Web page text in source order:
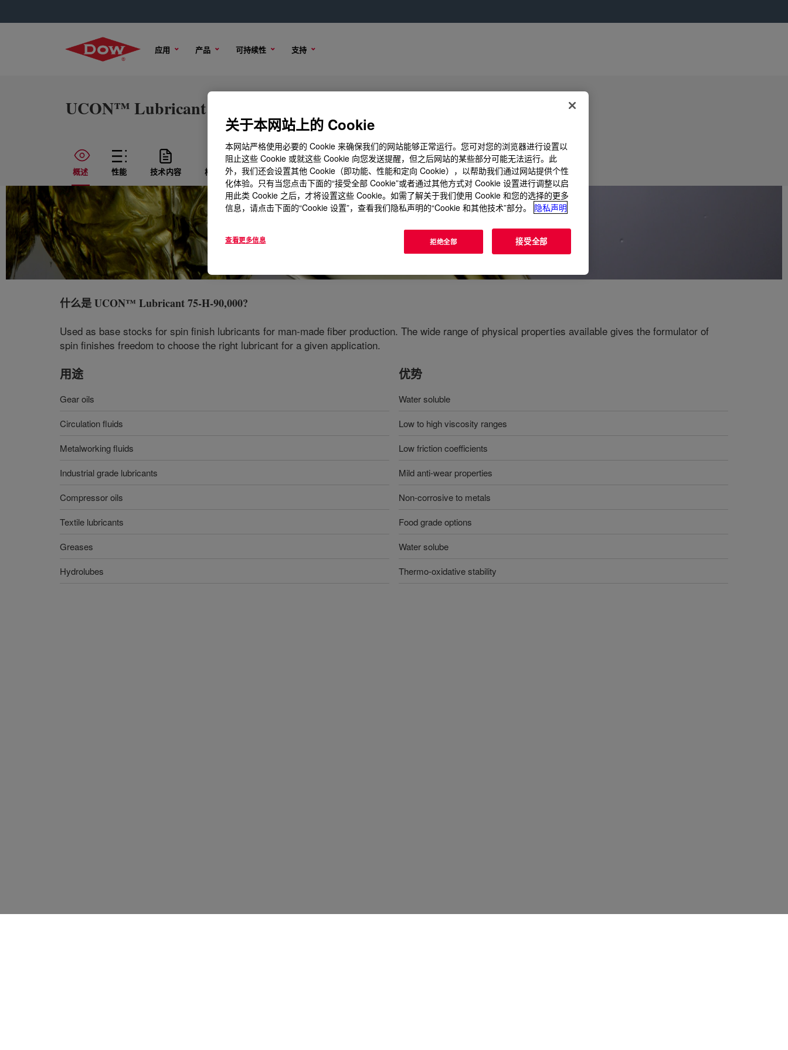
应用 产品 可持续性 支持
UCON™ Lubricant 75-H-90,000
概述 性能 技术内容 样品选项 购买选项
什么是UCON™ Lubricant 75-H-90,000?
Used as base stocks for spin finish lubricants for man-made fiber production. The wide range of physical properties available gives the formulator of
spin finishes freedom to choose the right lubricant for a given application.
用途
Gear oils
Circulation fluids
Metalworking fluids
Industrial grade lubricants
Compressor oils
Textile lubricants
Greases
Hydrolubes
优势
Water soluble
Low to high viscosity ranges
Low friction coefficients
Mild anti-wear properties
Non-corrosive to metals
Food grade options
Water solube
Thermo-oxidative stability
关于本网站上的 Cookie
本网站严格使用必要的 Cookie 来确保我们的网站能够正常运行。您可对您的浏览器进行设置以
阻止这些 Cookie 或就这些 Cookie 向您发送提醒，但之后网站的某些部分可能无法运行。此
外，我们还会设置其他 Cookie（即功能、性能和定向 Cookie），以帮助我们通过网站提供个性
化体验。只有当您点击下面的“接受全部 Cookie”或者通过其他方式对 Cookie 设置进行调整以启
用此类 Cookie 之后，才将设置这些 Cookie。如需了解关于我们使用 Cookie 和您的选择的更多
信息，请点击下面的“Cookie 设置”，查看我们隐私声明的“Cookie 和其他技术”部分。
隐私声明
查看更多信息 拒绝全部 接受全部